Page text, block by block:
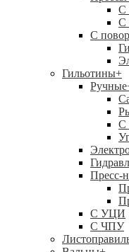
C
С
С
Гильотины+
Ручные
С
Пресс-
С УЦИ
С ЧПУ